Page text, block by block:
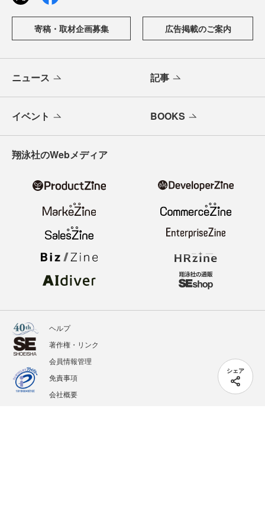
シェア
寄稿・取材企画募集 広告掲載のご案内
ニュース 記事
イベント BOOKS
翔泳社のWebメディア
ヘルプ
著作権・リンク
会員情報管理
免責事項
会社概要